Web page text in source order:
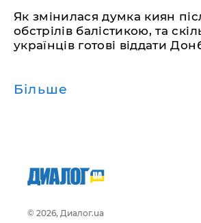
Як змінилася думка киян
обстрілів балістикою, та
українців готові віддати
Більше
© 2026, Диалог.ua